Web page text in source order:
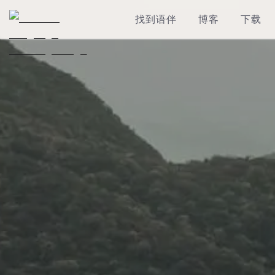
找到语伴 博客 下载